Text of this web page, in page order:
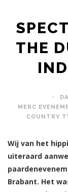
THE
MERC,
COUNTRY
Wij van het
uiteraard
Brabant. Het